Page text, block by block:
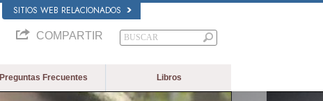
SITIOS WEB RELACIONADOS
COMPARTIR
Preguntas Frecuentes Libros